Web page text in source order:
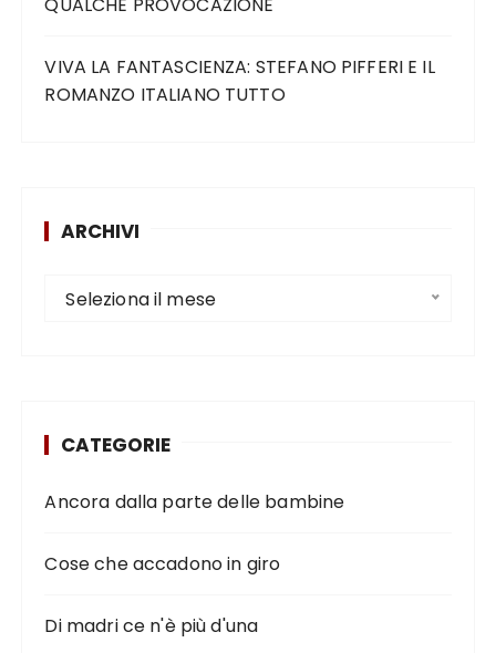
VIVA LA FANTASCIENZA: STEFANO PIFFERI E IL
ROMANZO ITALIANO TUTTO
ARCHIVI
Seleziona il mese
CATEGORIE
Ancora dalla parte delle bambine
Cose che accadono in giro
Di madri ce n'è più d'una